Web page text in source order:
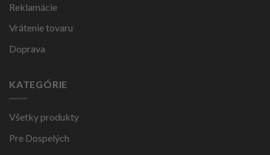
Reklamácie
Vrátenie tovaru
Doprava
KATEGÓRIE
Všetky produkty
Pre Dospelých